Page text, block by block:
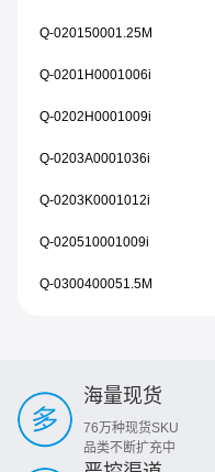
Q-020150001.25M
Q-0201H0001006i
Q-0202H0001009i
Q-0203A0001036i
Q-0203K0001012i
Q-020510001009i
Q-0300400051.5M
海量现货
76万种现货SKU
品类不断扩充中